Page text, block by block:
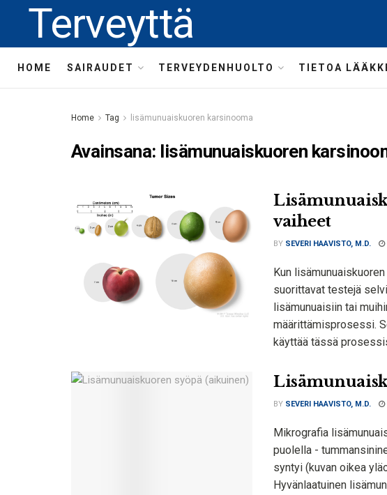
Terveyttä
HOME SAIRAUDET TERVEYDENHUOLTO TIETOA
Home Tag lisämunuaiskuoren karsinooma
Avainsana: lisämunuaiskuoren
vaiheet
BY SEVERI HAAVISTO, M.D.
Kun
suorittavat testejä
lisämunuaisiin tai
määrittämisprosessi.
käyttää tässä
BY SEVERI HAAVISTO, M.D.
Mikrografia
puolella -
syntyi (kuvan oikea
Hyvänlaatuinen